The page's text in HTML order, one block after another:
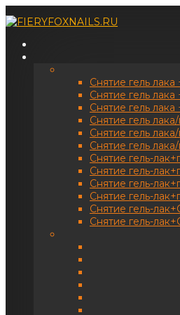
Снятие гель
Снятие гель
Снятие гель
Снятие гель
Снятие гель
Снятие гель
Снятие гель-
Снятие гель-
Снятие гель-
Снятие гель-
Снятие гель-
Снятие гель-